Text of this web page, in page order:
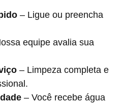
– Ligue ou preencha
equipe avalia sua
– Limpeza completa e
– Você recebe água